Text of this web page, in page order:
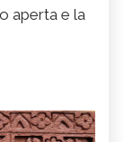
aperta e la